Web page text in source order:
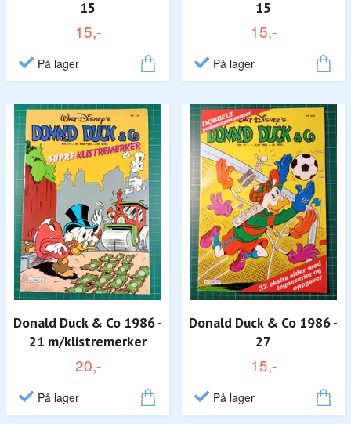
15
15,-
På lager
15
15,-
På lager
Donald Duck & Co 1986 -
21 m/klistremerker
20,-
På lager
Donald Duck & Co 1986 -
27
15,-
På lager